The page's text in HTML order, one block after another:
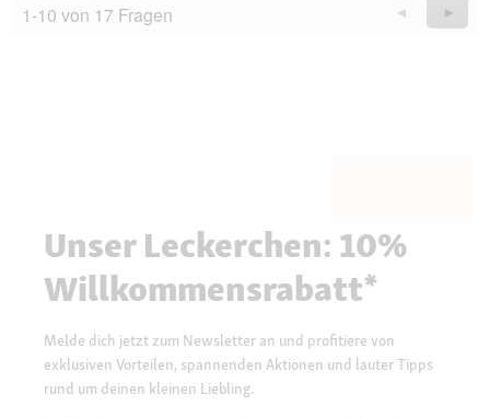
1-10 von 17 Fragen
Zurück
Questions
◄
Weiter
►
Unser Leckerchen: 10%
Willkommensrabatt*
Melde dich jetzt zum Newsletter an und profitiere von
exklusiven Vorteilen, spannenden Aktionen und lauter Tipps
rund um deinen kleinen Liebling.